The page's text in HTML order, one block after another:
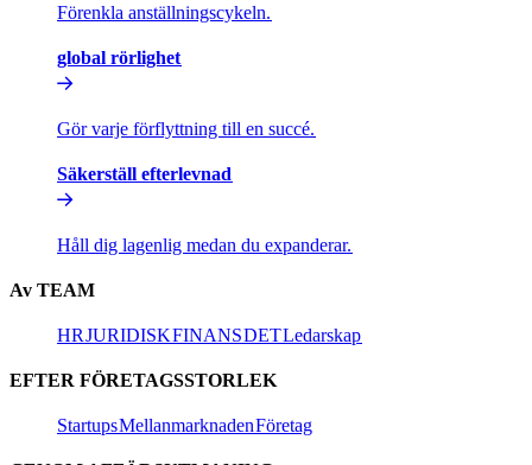
Förenkla anställningscykeln.​​
global rörlighet​​
Gör varje förflyttning till en succé.​​
Säkerställ efterlevnad​​
Håll dig lagenlig medan du expanderar.​​
Av TEAM​​
HR​​JURIDISK​​FINANS​​DET​​Ledarskap​​
EFTER FÖRETAGSSTORLEK​​
Startups​​Mellanmarknaden​​Företag​​